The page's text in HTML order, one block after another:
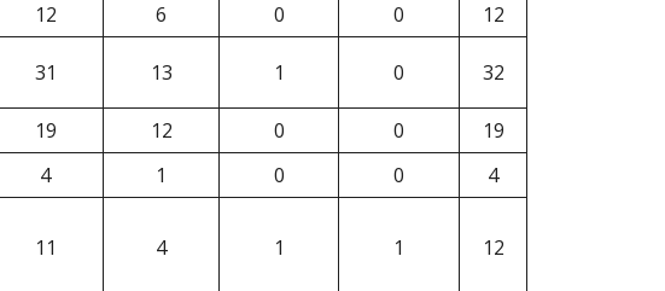
12 6 0 0
12
31 13 1 0 32
19 12 0 0
19
4 1 0 0
4
11 4 1 1 12